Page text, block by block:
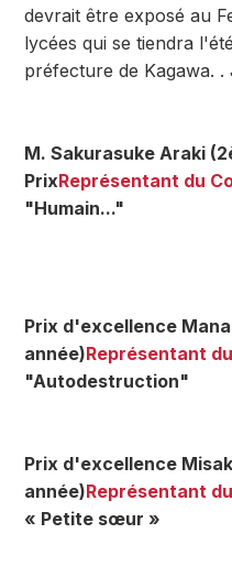
devrait être exposé au
lycées qui se tiendra
préfecture de Kagawa. .
M. Sakurasuke Araki
PrixReprésentant du
"Humain..."
Prix d'excellence
année)Représentant
"Autodestruction"
Prix d'excellence
année)Représentant
« Petite sœur »